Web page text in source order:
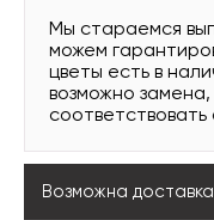
Мы стараемся
можем
цветы есть в
возможно
соответствовать
Возможна